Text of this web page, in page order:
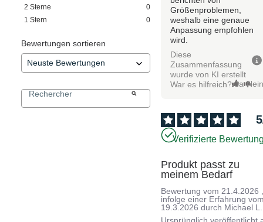
2 Sterne
0
1 Stern 0
Bewertungen sortieren
Größenproblemen,
weshalb eine genaue
Anpassung empfohlen
wird.
Diese
Zusammenfassung
wurde von KI erstellt
War es hilfreich? Ja
5
Verifizierte
Produkt passt zu
meinem Bedarf
Bewertung vom 21.4.2026
infolge einer Erfahrung
19.3.2026 durch Michael L.
Ursprünglich veröffentlicht